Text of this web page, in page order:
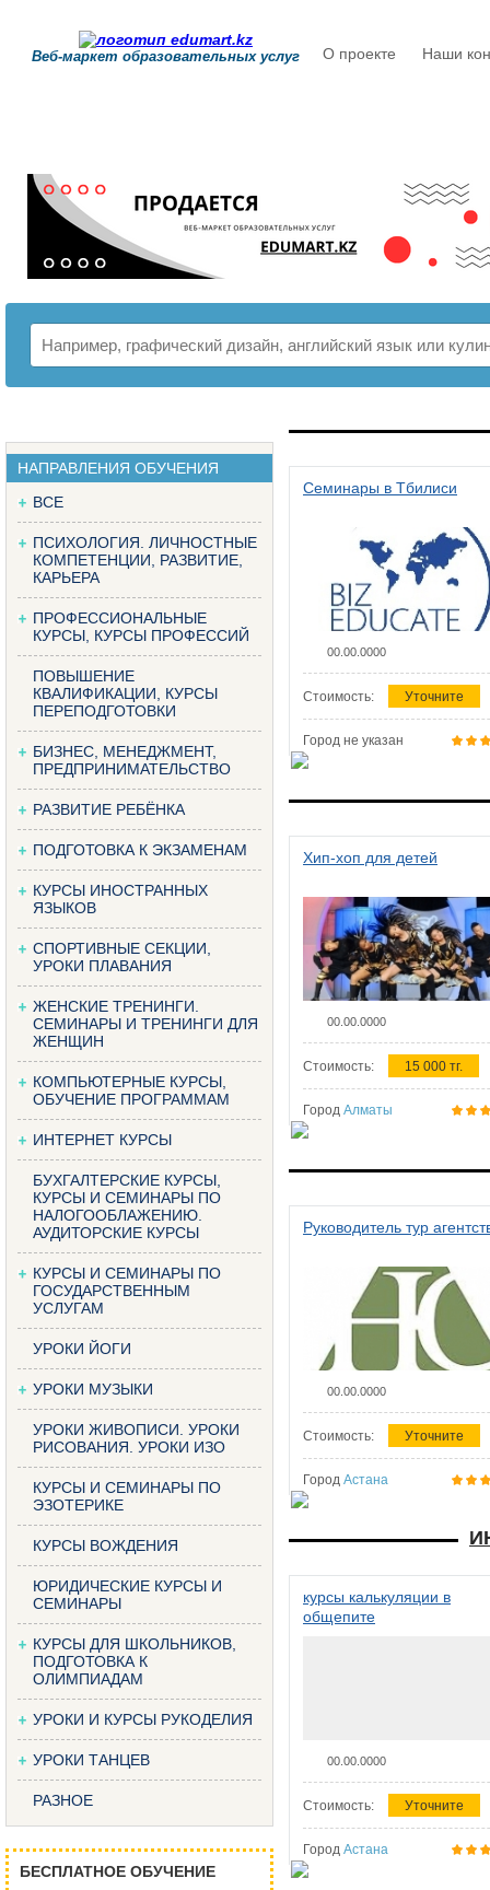
Веб-маркет образовательных услуг О проекте Наши
НАПРАВЛЕНИЯ ОБУЧЕНИЯ
ВСЕ
ПСИХОЛОГИЯ. ЛИЧНОСТНЫЕ
КОМПЕТЕНЦИИ, РАЗВИТИЕ,
КАРЬЕРА
ПРОФЕССИОНАЛЬНЫЕ
КУРСЫ, КУРСЫ ПРОФЕССИЙ
ПОВЫШЕНИЕ
КВАЛИФИКАЦИИ, КУРСЫ
ПЕРЕПОДГОТОВКИ
БИЗНЕС, МЕНЕДЖМЕНТ,
ПРЕДПРИНИМАТЕЛЬСТВО
РАЗВИТИЕ РЕБЁНКА
ПОДГОТОВКА К ЭКЗАМЕНАМ
КУРСЫ ИНОСТРАННЫХ
ЯЗЫКОВ
СПОРТИВНЫЕ СЕКЦИИ,
УРОКИ ПЛАВАНИЯ
ЖЕНСКИЕ ТРЕНИНГИ.
СЕМИНАРЫ И ТРЕНИНГИ ДЛЯ
ЖЕНЩИН
КОМПЬЮТЕРНЫЕ КУРСЫ,
ОБУЧЕНИЕ ПРОГРАММАМ
ИНТЕРНЕТ КУРСЫ
БУХГАЛТЕРСКИЕ КУРСЫ,
КУРСЫ И СЕМИНАРЫ ПО
НАЛОГООБЛАЖЕНИЮ.
АУДИТОРСКИЕ КУРСЫ
КУРСЫ И СЕМИНАРЫ ПО
ГОСУДАРСТВЕННЫМ
УСЛУГАМ
УРОКИ ЙОГИ
УРОКИ МУЗЫКИ
УРОКИ ЖИВОПИСИ. УРОКИ
РИСОВАНИЯ. УРОКИ ИЗО
КУРСЫ И СЕМИНАРЫ ПО
ЭЗОТЕРИКЕ
КУРСЫ ВОЖДЕНИЯ
ЮРИДИЧЕСКИЕ КУРСЫ И
СЕМИНАРЫ
КУРСЫ ДЛЯ ШКОЛЬНИКОВ,
ПОДГОТОВКА К
ОЛИМПИАДАМ
УРОКИ И КУРСЫ РУКОДЕЛИЯ
УРОКИ ТАНЦЕВ
РАЗНОЕ
БЕСПЛАТНОЕ ОБУЧЕНИЕ
Семинары в Тбилиси
00.00.0000
Стоимость: Уточните
Город не указан
Хип-хоп для детей
00.00.0000
Стоимость: 15 000 тг.
Город Алматы
Руководитель тур
00.00.0000
Стоимость: Уточните
Город Астана
курсы калькуляции в
общепите
00.00.0000
Стоимость: Уточните
Город Астана